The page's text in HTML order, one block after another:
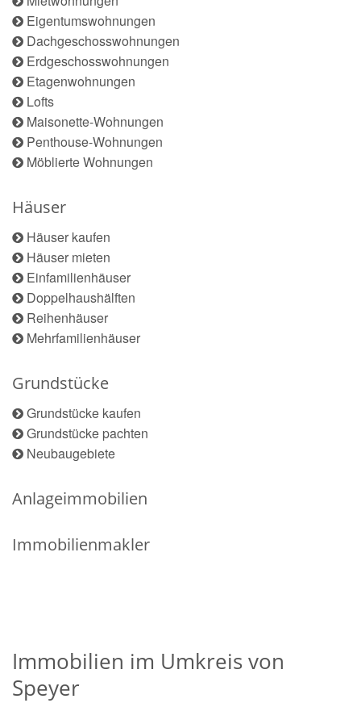
Eigentumswohnungen
Dachgeschosswohnungen
Erdgeschosswohnungen
Etagenwohnungen
Lofts
Maisonette-Wohnungen
Penthouse-Wohnungen
Möblierte Wohnungen
Häuser
Häuser kaufen
Häuser mieten
Einfamilienhäuser
Doppelhaushälften
Reihenhäuser
Mehrfamilienhäuser
Grundstücke
Grundstücke kaufen
Grundstücke pachten
Neubaugebiete
Anlageimmobilien
Immobilienmakler
Immobilien im Umkreis von
Speyer